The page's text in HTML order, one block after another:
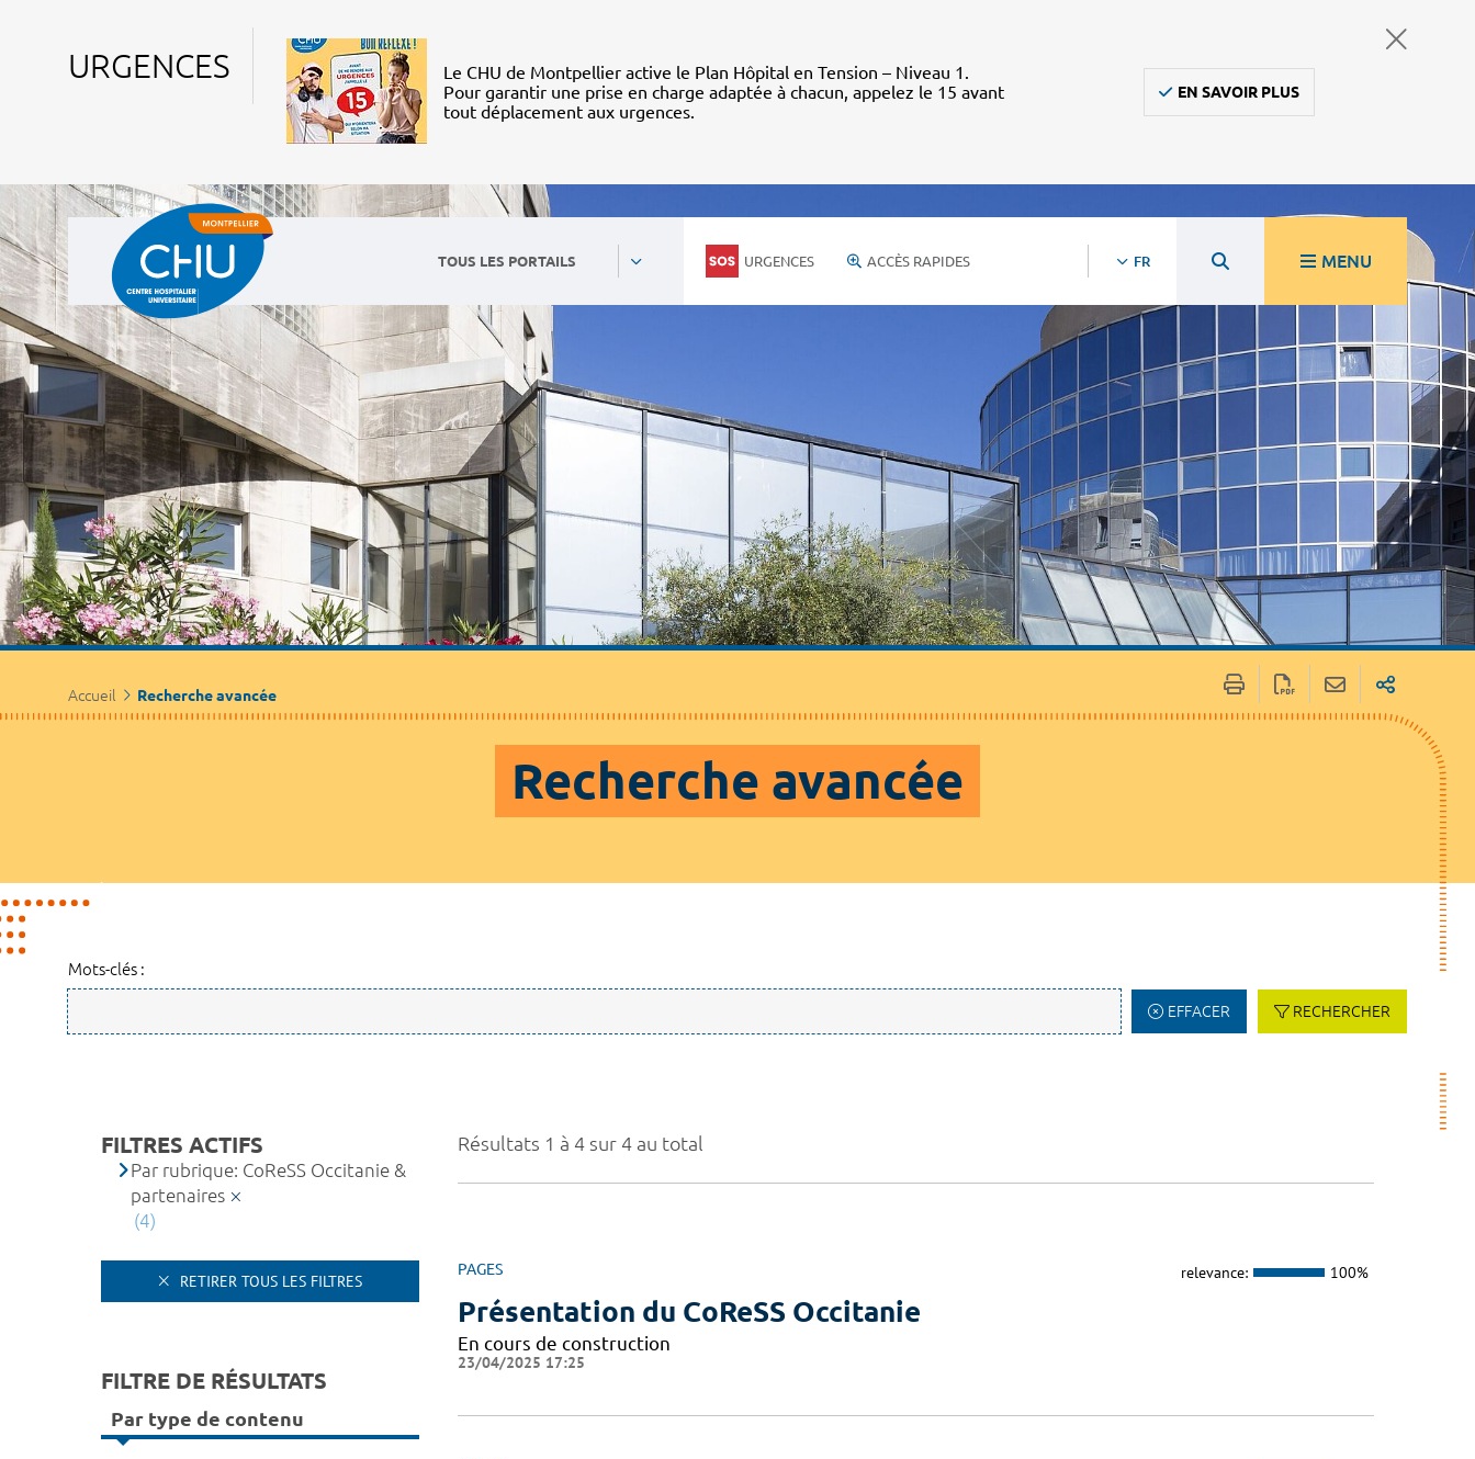
URGENCES
Le CHU de Montpellier active le Plan Hôpital en Tension – Niveau 1.
Pour garantir une prise en charge adaptée à chacun, appelez le 15 avant
tout déplacement aux urgences.
EN SAVOIR PLUS
TOUS LES PORTAILS URGENCES ACCÈS RAPIDES FR MENU
Accueil Recherche avancée
Recherche avancée
Mots-clés :
EFFACER RECHERCHER
Résultats 1 à 4 sur 4 au total
PAGES relevance: 100%
Présentation du CoReSS Occitanie
En cours de construction
23/04/2025 17:25
FILTRES ACTIFS
Par rubrique: CoReSS Occitanie &
partenaires
(4)
RETIRER TOUS LES FILTRES
FILTRE DE RÉSULTATS
Par type de contenu